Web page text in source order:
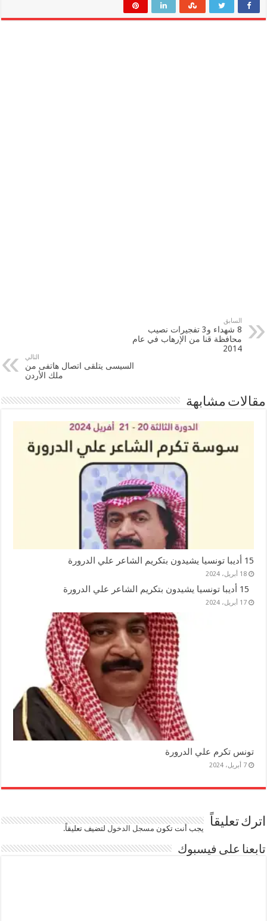
السابق
8 شهداء و3 تفجيرات نصيب
محافظة قنا من الإرهاب في عام
2014
التالي
السيسى يتلقى اتصال هاتفى من
ملك الأردن
مقالات مشابهة
15 أديبا تونسيا يشيدون بتكريم الشاعر علي الدرورة
18 أبريل، 2024
17 أبريل، 2024
تونس تكرم علي الدرورة
7 أبريل، 2024
اترك تعليقاً يجب أنت تكون مسجل الدخوللتضيف تعليقاً.
تابعنا على فيسبوك